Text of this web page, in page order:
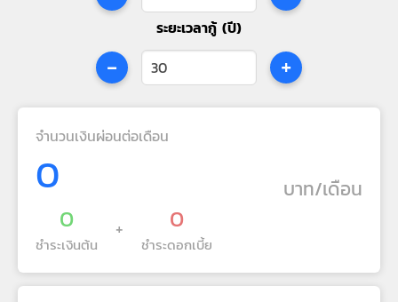
ระยะเวลากู้ (ปี)
- +
จำนวนเงินผ่อนต่อเดือน
0 บาท/เดือน
0
ชำระเงินต้น
+ 0
ชำระดอกเบี้ย